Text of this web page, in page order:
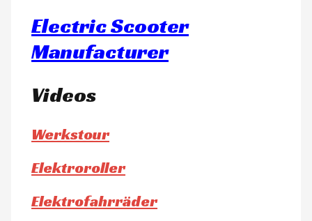
Electric Scooter
Manufacturer
Videos
Werkstour
Elektroroller
Elektrofahrräder